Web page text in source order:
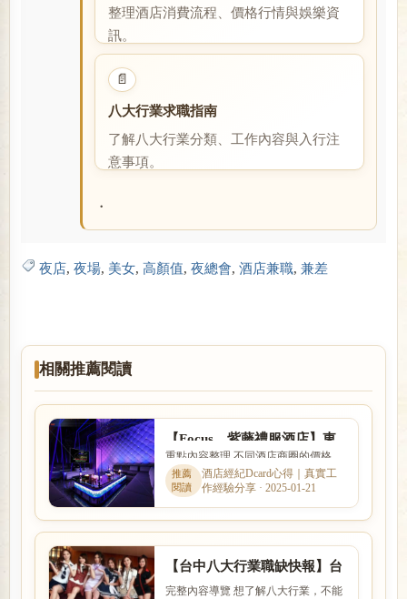
整理酒店消費流程、價格行情與娛樂資
訊。
閱讀全文
📄
八大行業求職指南
了解八大行業分類、工作內容與入行注
意事項。
・
夜店, 夜場, 美女, 高顏值, 夜總會, 酒店兼職, 兼差
相關推薦閱讀
【Focus、紫藤禮服酒店】東
區酒店全新開幕求職兼差消費
喝酒均可
重點內容整理 不同酒店商圈的價格、
客群、交通與店型定位都有差異。本
文以「【Focus、紫藤禮服酒...
酒店經紀Dcard心得｜真實工
作經驗分享 · 2025-01-21
【台中八大行業職缺快報】台
北酒店小姐兼差打工
完整內容導覽 想了解八大行業，不能